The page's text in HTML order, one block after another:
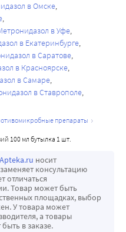
в Омске
в Уфе
в Екатеринбурге
в Саратове
в Красноярске
в Самаре
в Ставрополе
препараты
100 мл бутылка 1 шт.
Apteka.ru носит
консультацию
отличаться
Товар может быть
площадках, выбор
У товара может
а товары
в заказе.